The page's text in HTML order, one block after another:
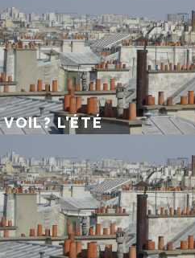
VOIL? L’ÉTÉ